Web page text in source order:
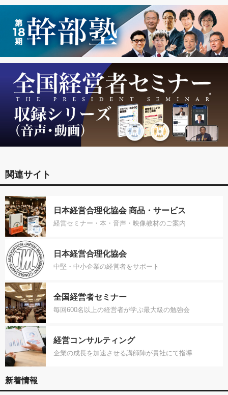
関連サイト
日本経営合理化協会 商品・サービス
経営セミナー・本・音声・映像教材のご案内
日本経営合理化協会
中堅・中小企業の経営者をサポート
全国経営者セミナー
毎回600名以上の経営者が学ぶ最大級の勉強会
経営コンサルティング
企業の成長を加速させる講師陣が貴社にて指導
新着情報